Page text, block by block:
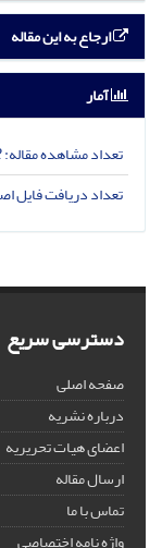
ارجاع به این مقاله
آمار
تعداد مشاهده مقاله:
تعداد دریافت فایل
دسترسی سریع
صفحه اصلی
درباره نشریه
اعضای هیات تحریریه
ارسال مقاله
تماس با ما
واژه نامه اختصاصی